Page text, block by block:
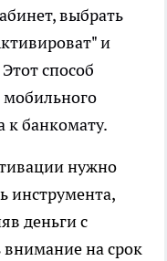
выбрать
и
способ
мобильного
к банкомату.
нужно
инструмента,
деньги с
внимание на срок